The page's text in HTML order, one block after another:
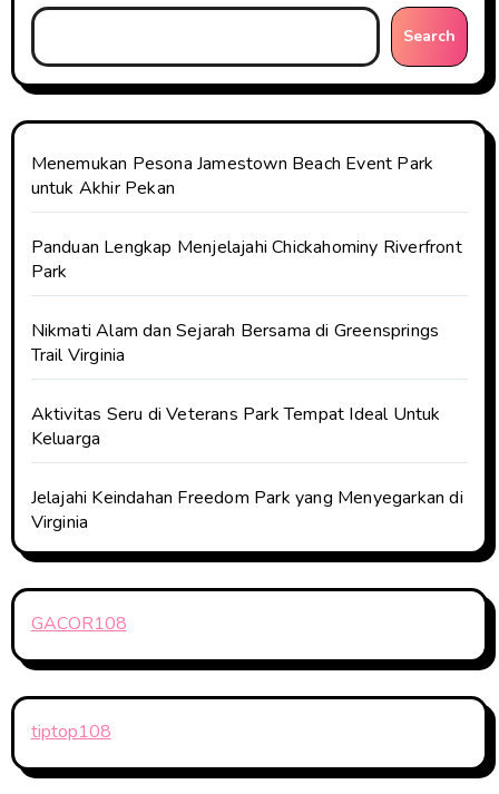
Search
Menemukan Pesona Jamestown Beach Event Park
untuk Akhir Pekan
Panduan Lengkap Menjelajahi Chickahominy Riverfront
Park
Nikmati Alam dan Sejarah Bersama di Greensprings
Trail Virginia
Aktivitas Seru di Veterans Park Tempat Ideal Untuk
Keluarga
Jelajahi Keindahan Freedom Park yang Menyegarkan di
Virginia
GACOR108
tiptop108